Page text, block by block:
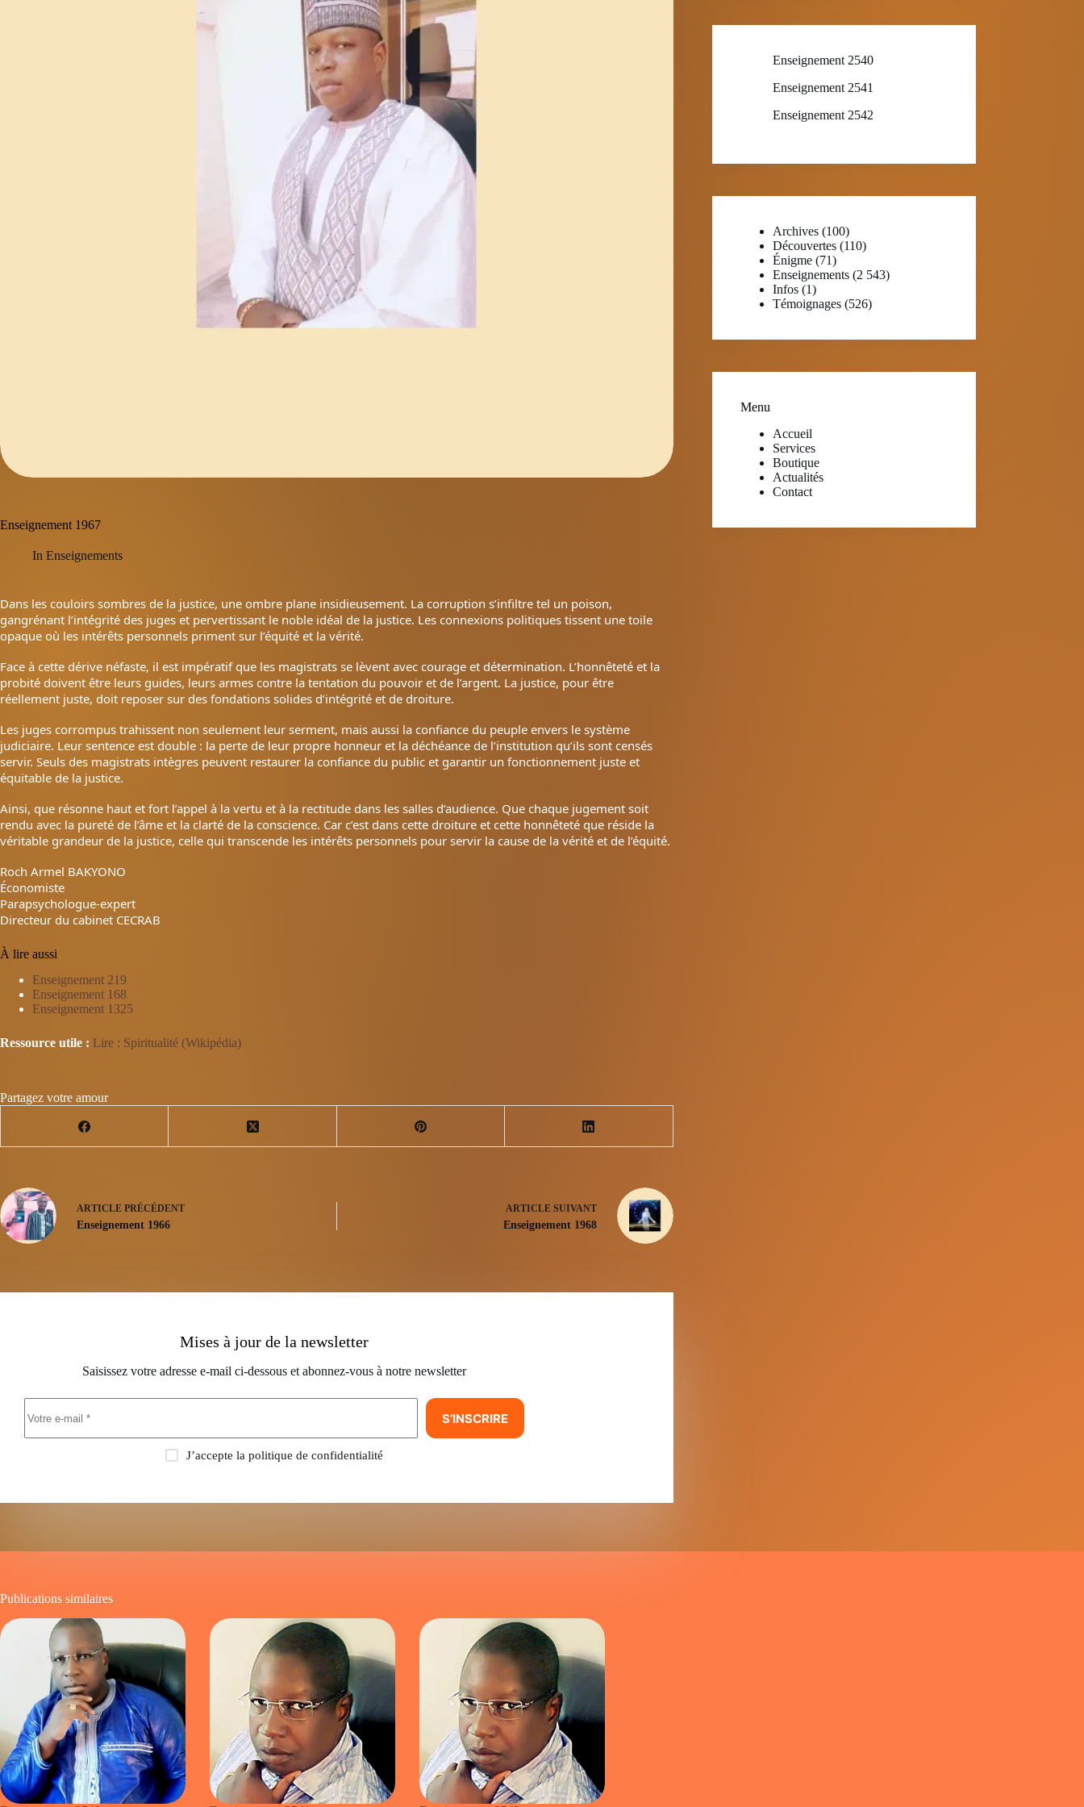
Enseignement 1967
In Enseignements
Dans les couloirs sombres de la justice, une ombre plane insidieusement. La corruption s’infiltre tel un poison,
gangrénant l’intégrité des juges et pervertissant le noble idéal de la justice. Les connexions politiques tissent une toile
opaque où les intérêts personnels priment sur l’équité et la vérité.
Face à cette dérive néfaste, il est impératif que les magistrats se lèvent avec courage et détermination. L’honnêteté et la
probité doivent être leurs guides, leurs armes contre la tentation du pouvoir et de l’argent. La justice, pour être
réellement juste, doit reposer sur des fondations solides d’intégrité et de droiture.
Les juges corrompus trahissent non seulement leur serment, mais aussi la confiance du peuple envers le système
judiciaire. Leur sentence est double : la perte de leur propre honneur et la déchéance de l’institution qu’ils sont censés
servir. Seuls des magistrats intègres peuvent restaurer la confiance du public et garantir un fonctionnement juste et
équitable de la justice.
Ainsi, que résonne haut et fort l’appel à la vertu et à la rectitude dans les salles d’audience. Que chaque jugement soit
rendu avec la pureté de l’âme et la clarté de la conscience. Car c’est dans cette droiture et cette honnêteté que réside la
véritable grandeur de la justice, celle qui transcende les intérêts personnels pour servir la cause de la vérité et de l’équité.
Roch Armel BAKYONO
Économiste
Parapsychologue-expert
Directeur du cabinet CECRAB
À lire aussi
Enseignement 219
Enseignement 168
Enseignement 1325
Ressource utile : Lire : Spiritualité (Wikipédia)
Partagez votre amour
ARTICLE PRÉCÉDENT
Enseignement 1966
ARTICLESUIVANT
Enseignement 1968
Mises à jour de la newsletter
Saisissez votre adresse e-mail ci-dessous et abonnez-vous à notre newsletter
S’INSCRIRE
J’accepte la politique de confidentialité
Enseignement 2540
Enseignement 2541
Enseignement 2542
Archives (100)
Découvertes (110)
Énigme (71)
Enseignements (2 543)
Infos (1)
Témoignages (526)
Menu
Accueil
Services
Boutique
Actualités
Contact
Publications similaires